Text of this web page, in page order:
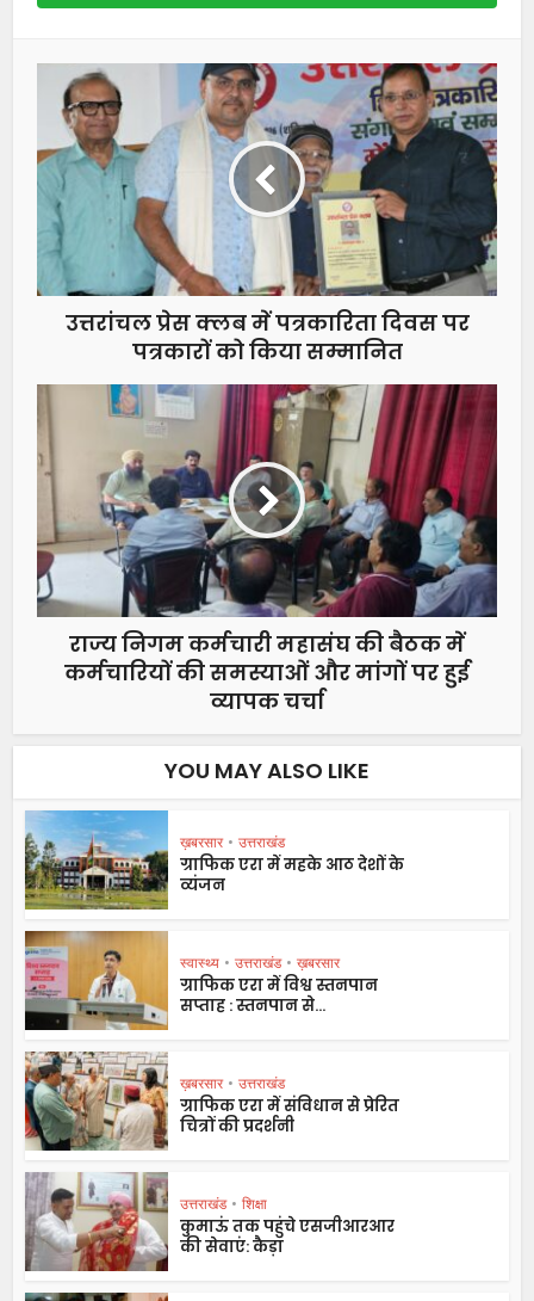
उत्तरांचल प्रेस क्लब में पत्रकारिता दिवस पर
पत्रकारों को किया सम्मानित
राज्य निगम कर्मचारी महासंघ की बैठक में
कर्मचारियों की समस्याओं और मांगों पर हुई
व्यापक चर्चा
YOU MAY ALSO LIKE
ख़बरसार • उत्तराखंड
ग्राफिक एरा में महके आठ देशों के
व्यंजन
स्वास्थ्य • उत्तराखंड • ख़बरसार
ग्राफिक एरा में विश्व स्तनपान
सप्ताह : स्तनपान से...
ख़बरसार • उत्तराखंड
ग्राफिक एरा में संविधान से प्रेरित
चित्रों की प्रदर्शनी
उत्तराखंड • शिक्षा
कुमाऊं तक पहुंचे एसजीआरआर
की सेवाएं: कैड़ा